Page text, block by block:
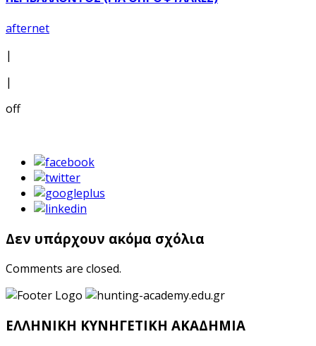
afternet
|
|
off
Δεν υπάρχουν ακόμα σχόλια
Comments are closed.
ΕΛΛΗΝΙΚΗ ΚΥΝΗΓΕΤΙΚΗ ΑΚΑΔΗΜΙΑ